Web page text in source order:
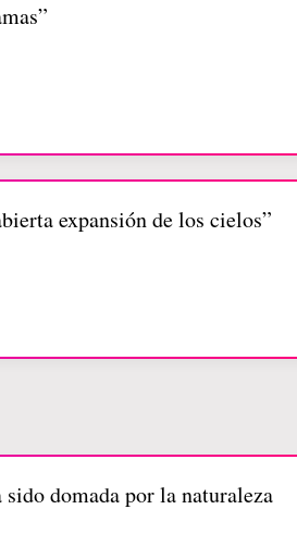
expansión de los cielos”
sido domada por la naturaleza